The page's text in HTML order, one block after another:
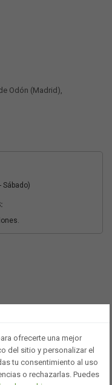
Odón (Madrid),
Sábado)
ofrecerte una mejor
del sitio y personalizar el
tu consentimiento al uso
o rechazarlas. Puedes